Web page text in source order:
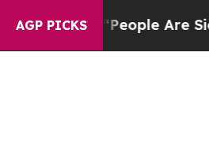
AGP PICKS
“People Are Sick and